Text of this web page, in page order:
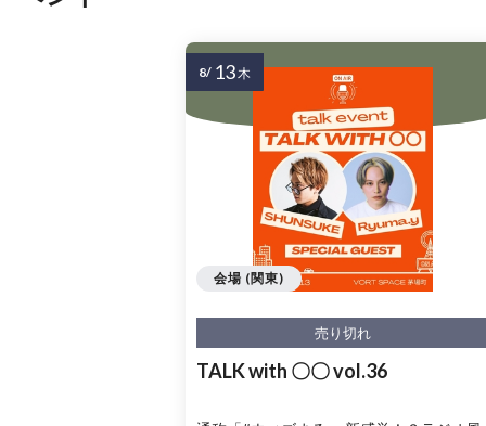
売り切れ
TALK with 〇〇 vol.36
会場 (関東)
8/ 13木